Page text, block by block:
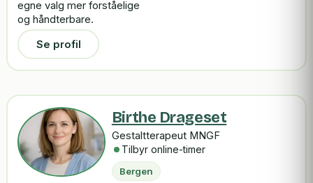
egne valg mer forståelige
og håndterbare.
Se profil
Birthe Drageset
Gestaltterapeut MNGF
Tilbyr online-timer
Bergen